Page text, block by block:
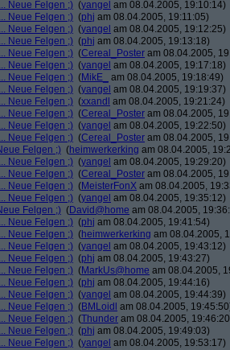
Neue Felgen ;) (yangel am 08.04.2005, 19:10:14)
Neue Felgen ;) (phj am 08.04.2005, 19:11:05)
Neue Felgen ;) (yangel am 08.04.2005, 19:12:25)
Neue Felgen ;) (phj am 08.04.2005, 19:13:18)
Neue Felgen ;) (Cereal_Poster am 08.04.2005,
Neue Felgen ;) (yangel am 08.04.2005, 19:17:18)
Neue Felgen ;) (MikE_
am 08.04.2005, 19:18:49)
Neue Felgen ;) (yangel am 08.04.2005, 19:19:37)
Neue Felgen ;) (xxandl am 08.04.2005, 19:21:24)
Neue Felgen ;) (Cereal_Poster am 08.04.2005,
Neue Felgen ;) (yangel am 08.04.2005, 19:22:50)
Neue Felgen ;) (Cereal_Poster am 08.04.2005,
Felgen ;) (heimwerkerking am 08.04.2005,
Neue Felgen ;) (yangel am 08.04.2005, 19:29:20)
Neue Felgen ;) (Cereal_Poster am 08.04.2005,
Neue Felgen ;) (MeisterFonX am 08.04.2005,
Neue Felgen ;) (yangel am 08.04.2005, 19:35:12)
Felgen ;) (David@home am 08.04.2005,
Neue Felgen ;) (phj am 08.04.2005, 19:41:54)
Neue Felgen ;) (heimwerkerking am 08.04.2005,
Neue Felgen ;) (yangel am 08.04.2005, 19:43:12)
Neue Felgen ;) (phj am 08.04.2005, 19:43:27)
Neue Felgen ;) (MarkUs@home am 08.04.2005,
Neue Felgen ;) (phj am 08.04.2005, 19:44:16)
Neue Felgen ;) (yangel am 08.04.2005, 19:44:39)
Neue Felgen ;) (BMLoidl am 08.04.2005,
Neue Felgen ;) (Thunder am 08.04.2005,
Neue Felgen ;) (phj am 08.04.2005, 19:49:03)
Neue Felgen ;) (yangel am 08.04.2005, 19:53:17)